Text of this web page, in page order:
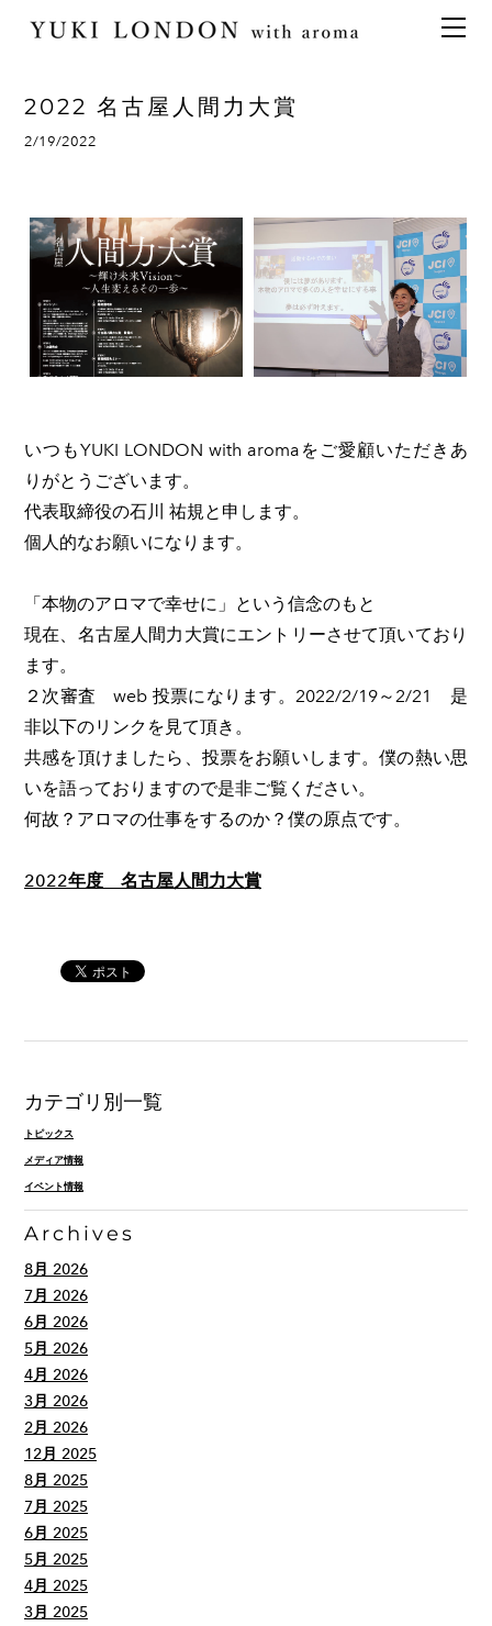
2022 名古屋人間力大賞
2/19/2022
いつもYUKI LONDON with aromaをご愛顧いただきあ
りがとうございます。
代表取締役の石川 祐規と申します。
個人的なお願いになります。
「本物のアロマで幸せに」という信念のもと
現在、名古屋人間力大賞にエントリーさせて頂いており
ます。
２次審査 web 投票になります。2022/2/19～2/21 是
非以下のリンクを見て頂き。
共感を頂けましたら、投票をお願いします。僕の熱い思
いを語っておりますので是非ご覧ください。
何故？アロマの仕事をするのか？僕の原点です。
2022年度 名古屋人間力大賞
カテゴリ別一覧
トピックス
メディア情報
イベント情報
Archives
8月 2026
7月 2026
6月 2026
5月 2026
4月 2026
3月 2026
2月 2026
12月 2025
8月 2025
7月 2025
6月 2025
5月 2025
4月 2025
3月 2025
最新情報
メディア情報
アロマイベント／講習会
アロマ空間デザイン
香りの定期便
オリジナル商品
精油56種
グッズ基材
特別なギフトセレクション
アロマコラム